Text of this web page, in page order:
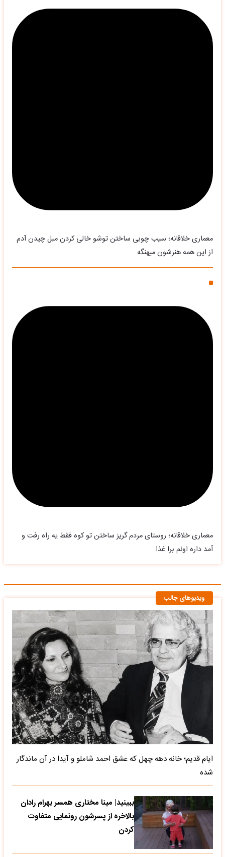
معماری خلاقانه؛ سیب چوبی ساختن توشو خالی کردن مبل چیدن آدم
از این همه هنرشون میهنگه
معماری خلاقانه؛ روستای مردم گریز ساختن تو کوه فقط یه راه رفت و
آمد داره اونم برا غذا
ویدیوهای جالب
ایام قدیم؛ خانه دهه چهل که عشق احمد شاملو و آیدا در آن ماندگار
شده
ببینید| مینا مختاری همسر بهرام رادان
بالاخره از پسرشون رونمایی متفاوت
کردن